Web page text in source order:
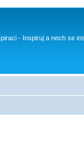
- Inspiruj a nech se